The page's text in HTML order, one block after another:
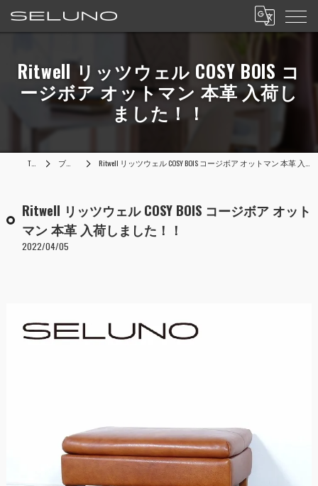
Ritwell リッツウェル COSY BOIS コ
ージボア オットマン 本革 入荷し
ました！！
TOP ブログ Ritwell リッツウェル COSY BOIS コージボア オットマン 本革 入荷しました！！
Ritwell リッツウェル COSY BOIS コージボア オット
マン 本革 入荷しました！！
2022/04/05